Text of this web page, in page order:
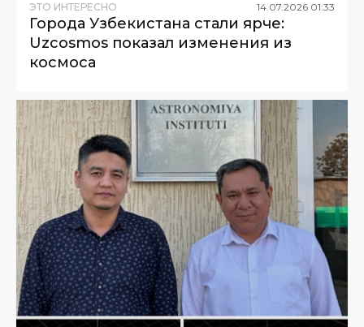
ЭТО ИНТЕРЕСНО 14.07.2026 01:33
Города Узбекистана стали ярче:
Uzcosmos показал изменения из
космоса